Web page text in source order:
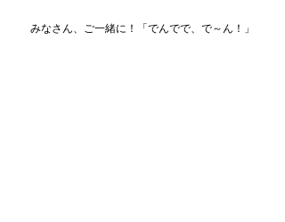
みなさん、ご一緒に！「でんでで、で～ん！」